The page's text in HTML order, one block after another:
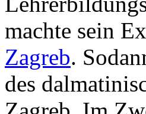
machte sein
Zagreb.
des